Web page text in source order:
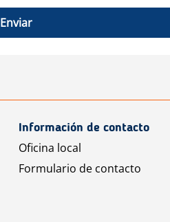
Enviar
Información de contacto
Oficina local
Formulario de contacto